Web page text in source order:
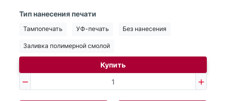
Тип нанесения печати
Тампопечать УФ-печать Без нанесения
Заливка полимерной смолой
Купить